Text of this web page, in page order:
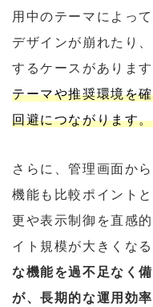
用中のテーマによっ
デザインが崩れたり
するケースがあります
テーマや推奨環境を
回避につながります。
さらに、管理画面か
機能も比較ポイント
更や表示制御を直感
イト規模が大きくな
な機能を過不足なく
が、長期的な運用効